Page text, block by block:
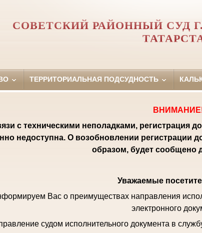
СОВЕТСКИЙ РАЙОННЫЙ СУД
ТЕРРИТОРИАЛЬНАЯ ПОДСУДНОСТЬ
с техническими неполадками, регистрация
недоступна. О возобновлении регистрации
образом, будет сообщено
Уважаемые
Вас о преимуществах направления
электронного
судом исполнительного документа в